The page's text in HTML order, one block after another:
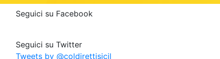
Seguici su Facebook
Seguici su Twitter
Tweets by @coldirettisicil